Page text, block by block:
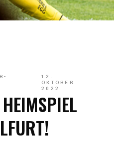
12.
OKTOBER
2022